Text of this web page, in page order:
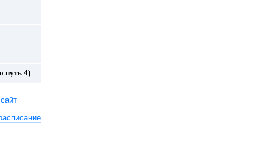
путь 4)